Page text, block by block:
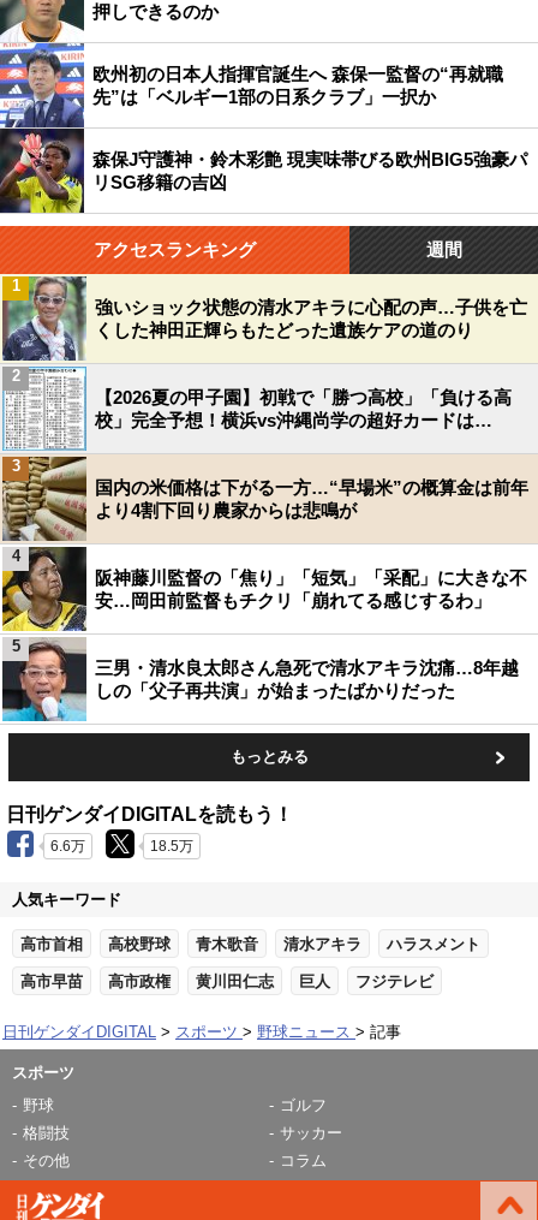
押しできるのか
欧州初の日本人指揮官誕生へ 森保一監督の“再就職
先”は「ベルギー1部の日系クラブ」一択か
森保J守護神・鈴木彩艶 現実味帯びる欧州BIG5強豪パ
リSG移籍の吉凶
アクセスランキング 週間
強いショック状態の清水アキラに心配の声…子供を亡
くした神田正輝らもたどった遺族ケアの道のり
1
【2026夏の甲子園】初戦で「勝つ高校」「負ける高
校」完全予想！横浜vs沖縄尚学の超好カードは…
2
国内の米価格は下がる一方…“早場米”の概算金は前年
より4割下回り農家からは悲鳴が
3
阪神藤川監督の「焦り」「短気」「采配」に大きな不
安…岡田前監督もチクリ「崩れてる感じするわ」
4
三男・清水良太郎さん急死で清水アキラ沈痛…8年越
しの「父子再共演」が始まったばかりだった
5
もっとみる
日刊ゲンダイDIGITALを読もう！
6.6万 18.5万
人気キーワード
高市首相 高校野球 青木歌音 清水アキラ ハラスメント
高市早苗 高市政権 黄川田仁志 巨人 フジテレビ
日刊ゲンダイDIGITAL スポーツ 野球ニュース 記事
スポーツ
野球
ゴルフ
格闘技
サッカー
その他
コラム